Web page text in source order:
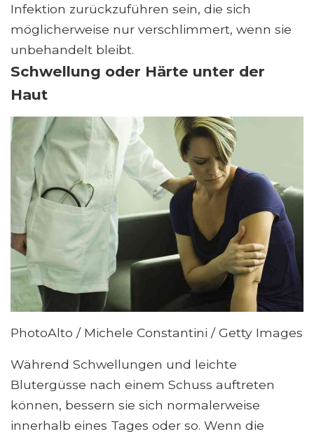
Infektion zurückzuführen sein, die sich
möglicherweise nur verschlimmert, wenn sie
unbehandelt bleibt.
Schwellung oder Härte unter der
Haut
PhotoAlto / Michele Constantini / Getty Images
Während Schwellungen und leichte
Blutergüsse nach einem Schuss auftreten
können, bessern sie sich normalerweise
innerhalb eines Tages oder so. Wenn die